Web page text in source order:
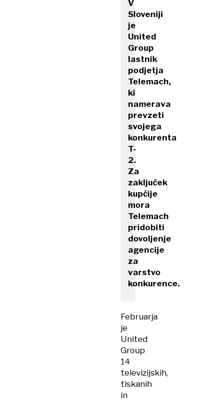
V
Sloveniji
je
United
Group
lastnik
podjetja
Telemach,
ki
namerava
prevzeti
svojega
konkurenta
T-
2.
Za
zaključek
kupčije
mora
Telemach
pridobiti
dovoljenje
agencije
za
varstvo
konkurence.
Februarja
je
United
Group
14
televizijskih,
tiskanih
in